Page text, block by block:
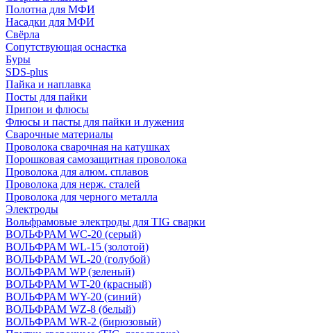
Полотна для МФИ
Насадки для МФИ
Свёрла
Сопутствующая оснастка
Буры
SDS-plus
Пайка и наплавка
Посты для пайки
Припои и флюсы
Флюсы и пасты для пайки и лужения
Сварочные материалы
Проволока сварочная на катушках
Порошковая самозащитная проволока
Проволока для алюм. сплавов
Проволока для нерж. сталей
Проволока для черного металла
Электроды
Вольфрамовые электроды для TIG сварки
ВОЛЬФРАМ WC-20 (серый)
ВОЛЬФРАМ WL-15 (золотой)
ВОЛЬФРАМ WL-20 (голубой)
ВОЛЬФРАМ WP (зеленый)
ВОЛЬФРАМ WT-20 (красный)
ВОЛЬФРАМ WY-20 (синий)
ВОЛЬФРАМ WZ-8 (белый)
ВОЛЬФРАМ WR-2 (бирюзовый)